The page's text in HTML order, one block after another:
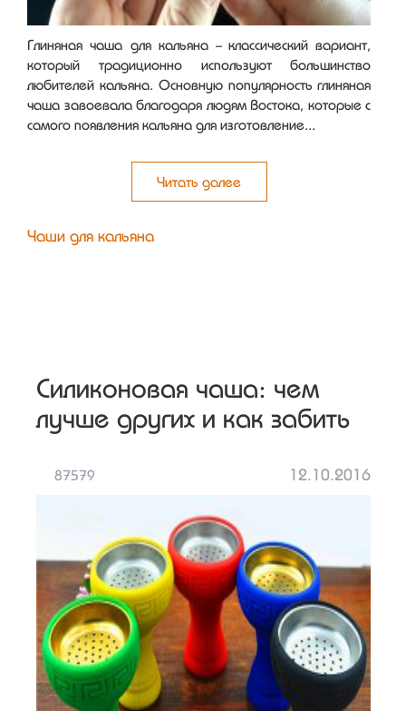
Глиняная чаша для кальяна - классический вариант,
который традиционно используют большинство
любителей кальяна. Основную популярность глиняная
чаша завоевала благодаря людям Востока, которые с
самого появления кальяна для изготовление...
Читать далее
Чаши для кальяна
Силиконовая чаша: чем
лучше других и как забить
12.10.2016
87579